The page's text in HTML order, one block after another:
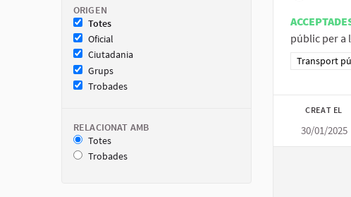
ORIGEN
Totes
Oficial
Ciutadania
Grups
Trobades
RELACIONAT AMB
Totes
Trobades
públic per a
Resultats al
Transport
CREAT EL
30/01/2025